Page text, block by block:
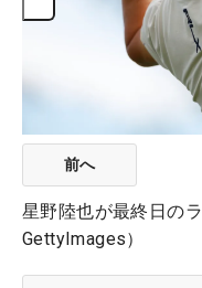
前へ
星野陸也が最終日の
GettyImages）